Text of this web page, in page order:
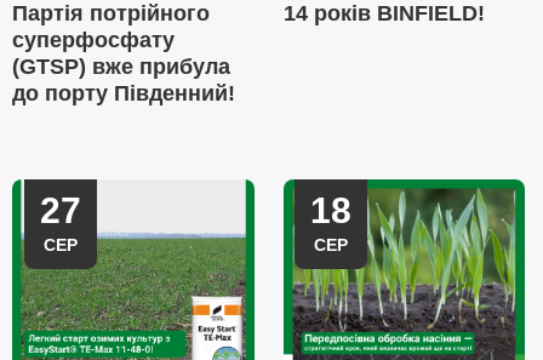
Партія потрійного
суперфосфату
(GTSP) вже прибула
до порту Південний!
14 років BINFIELD!
27
СЕР
18
СЕР